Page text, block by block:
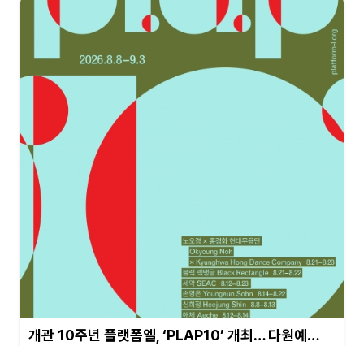
개관 10주년 플랫폼엘, ‘PLAP10’ 개최… 다원예…